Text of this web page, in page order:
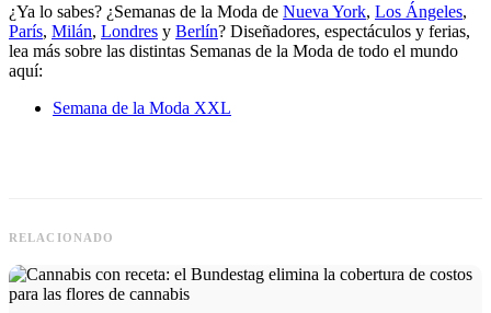
¿Ya lo sabes? ¿Semanas de la Moda de Nueva York, Los Ángeles,
París, Milán, Londres y Berlín? Diseñadores, espectáculos y ferias,
lea más sobre las distintas Semanas de la Moda de todo el mundo
aquí:
Semana de la Moda XXL
RELACIONADO